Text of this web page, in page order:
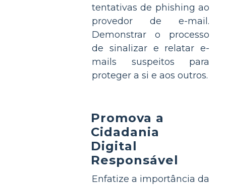
tentativas de phishing ao
provedor de e-mail.
Demonstrar o processo
de sinalizar e relatar e-
mails suspeitos para
proteger a si e aos outros.
Promova a
Cidadania
Digital
Responsável
Enfatize a importância da